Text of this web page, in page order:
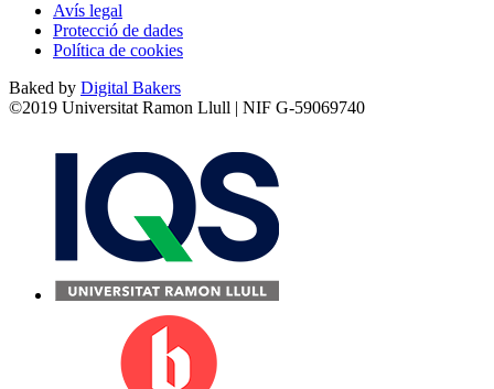
Avís legal
Protecció de dades
Política de cookies
Baked by Digital Bakers
©2019 Universitat Ramon Llull | NIF G-59069740